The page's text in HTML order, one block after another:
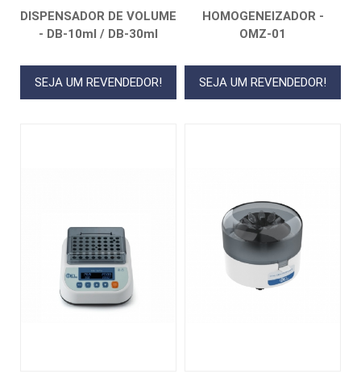
DISPENSADOR DE VOLUME
- DB-10ml / DB-30ml
SEJA UM REVENDEDOR!
HOMOGENEIZADOR -
OMZ-01
SEJA UM REVENDEDOR!